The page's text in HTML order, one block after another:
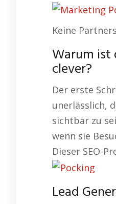
Keine
Warum ist
clever?
Der erste
unerlässlich,
sichtbar zu
wenn sie
Dieser SEO-
Lead